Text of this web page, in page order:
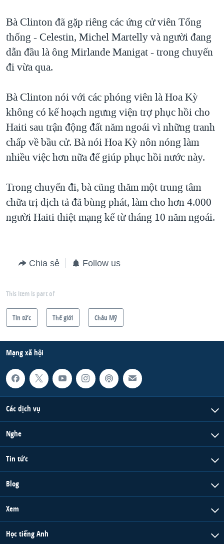
Bà Clinton đã gặp riêng các ứng cử viên Tổng
thống - Celestin, Michel Martelly và người đang
dẫn đầu là ông Mirlande Manigat - trong chuyến
đi vừa qua.
Bà Clinton nói với các phóng viên là Hoa Kỳ
không có kế hoạch ngưng viện trợ phục hồi cho
Haiti sau trận động đất năm ngoái vì những tranh
chấp về bầu cử. Bà nói Hoa Kỳ nôn nóng làm
nhiều việc hơn nữa để giúp phục hồi nước này.
Trong chuyến đi, bà cũng thăm một trung tâm
chữa trị dịch tả đã bùng phát, làm cho hơn 4.000
người Haiti thiệt mạng kể từ tháng 10 năm ngoái.
Chia sẻ Follow us
This item is part of
Tin tức Thế giới Châu Mỹ
Mạng xã hội
Các dịch vụ
Nghe
Tin tức
Blog
Xem
Học tiếng Anh